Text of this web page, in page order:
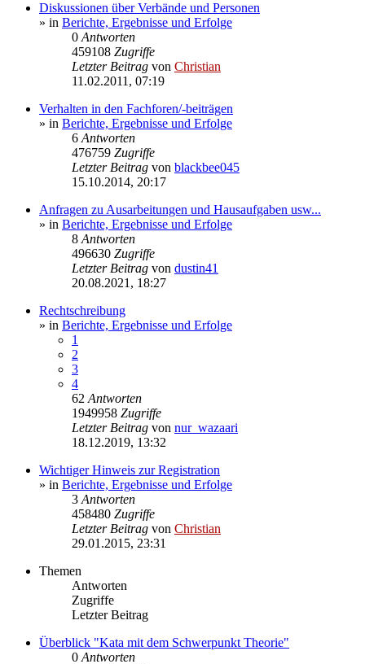
Diskussionen über Verbände und Personen
» in Berichte, Ergebnisse und Erfolge
0 Antworten
459108 Zugriffe
Letzter Beitrag von Christian
11.02.2011, 07:19
Verhalten in den Fachforen/-beiträgen
» in Berichte, Ergebnisse und Erfolge
6 Antworten
476759 Zugriffe
Letzter Beitrag von blackbee045
15.10.2014, 20:17
Anfragen zu Ausarbeitungen und Hausaufgaben usw...
» in Berichte, Ergebnisse und Erfolge
8 Antworten
496630 Zugriffe
Letzter Beitrag von dustin41
20.08.2021, 18:27
Rechtschreibung
» in Berichte, Ergebnisse und Erfolge
1
2
3
4
62 Antworten
1949958 Zugriffe
Letzter Beitrag von nur_wazaari
18.12.2019, 13:32
Wichtiger Hinweis zur Registration
» in Berichte, Ergebnisse und Erfolge
3 Antworten
458480 Zugriffe
Letzter Beitrag von Christian
29.01.2015, 23:31
Themen
Antworten
Zugriffe
Letzter Beitrag
Überblick "Kata mit dem Schwerpunkt Theorie"
0 Antworten